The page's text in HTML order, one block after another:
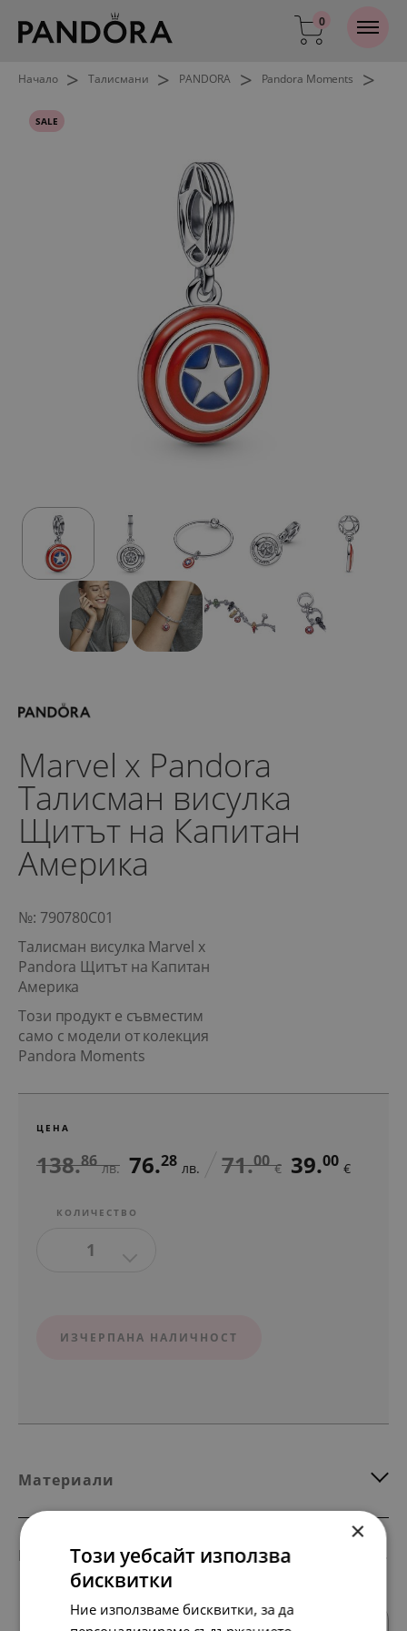
0
Начало > Талисмани > PANDORA > Pandora Moments >
SALE
Marvel x Pandora
Талисман висулка
Щитът на Капитан
Америка
№: 790780C01
Талисман висулка Marvel x
Pandora Щитът на Капитан
Америка
Този продукт е съвместим
само с модели от колекция
Pandora Moments
ЦЕНА
138.86 лв. 76.28 лв. 71.00 € 39.00 €
КОЛИЧЕСТВО
1
ИЗЧЕРПАНА НАЛИЧНОСТ
Материали
Комбинирай с тези продукти
×
Този уебсайт използва
бисквитки
Ние използваме бисквитки, за да